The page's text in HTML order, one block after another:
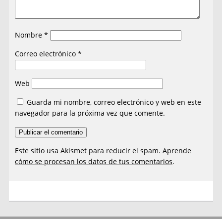
Nombre*
Correo electrónico*
Web
Guarda mi nombre, correo electrónico y web en este
navegador para la próxima vez que comente.
Este sitio usa Akismet para reducir el spam.Aprende
cómo se procesan los datos de tus comentarios.